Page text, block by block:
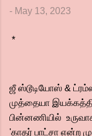
- May 13, 2023
*
ஜீ ஸ்டூடியோஸ் &
முத்தையா
பின்னணியில்
'காதர் பாட்சா என்ற